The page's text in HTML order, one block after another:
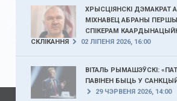
ХРЫСЦІЯНСКІ ДЭМАКРАТ
МІХНАВЕЦ АБРАНЫ
СПІКЕРАМ
СКЛІКАННЯ
02 ЛІПЕНЯ 2026, 16:00
ВІТАЛЬ РЫМАШЭЎСКІ:
ПАВІНЕН БЫЦЬ У
29 ЧЭРВЕНЯ 2026, 14:00